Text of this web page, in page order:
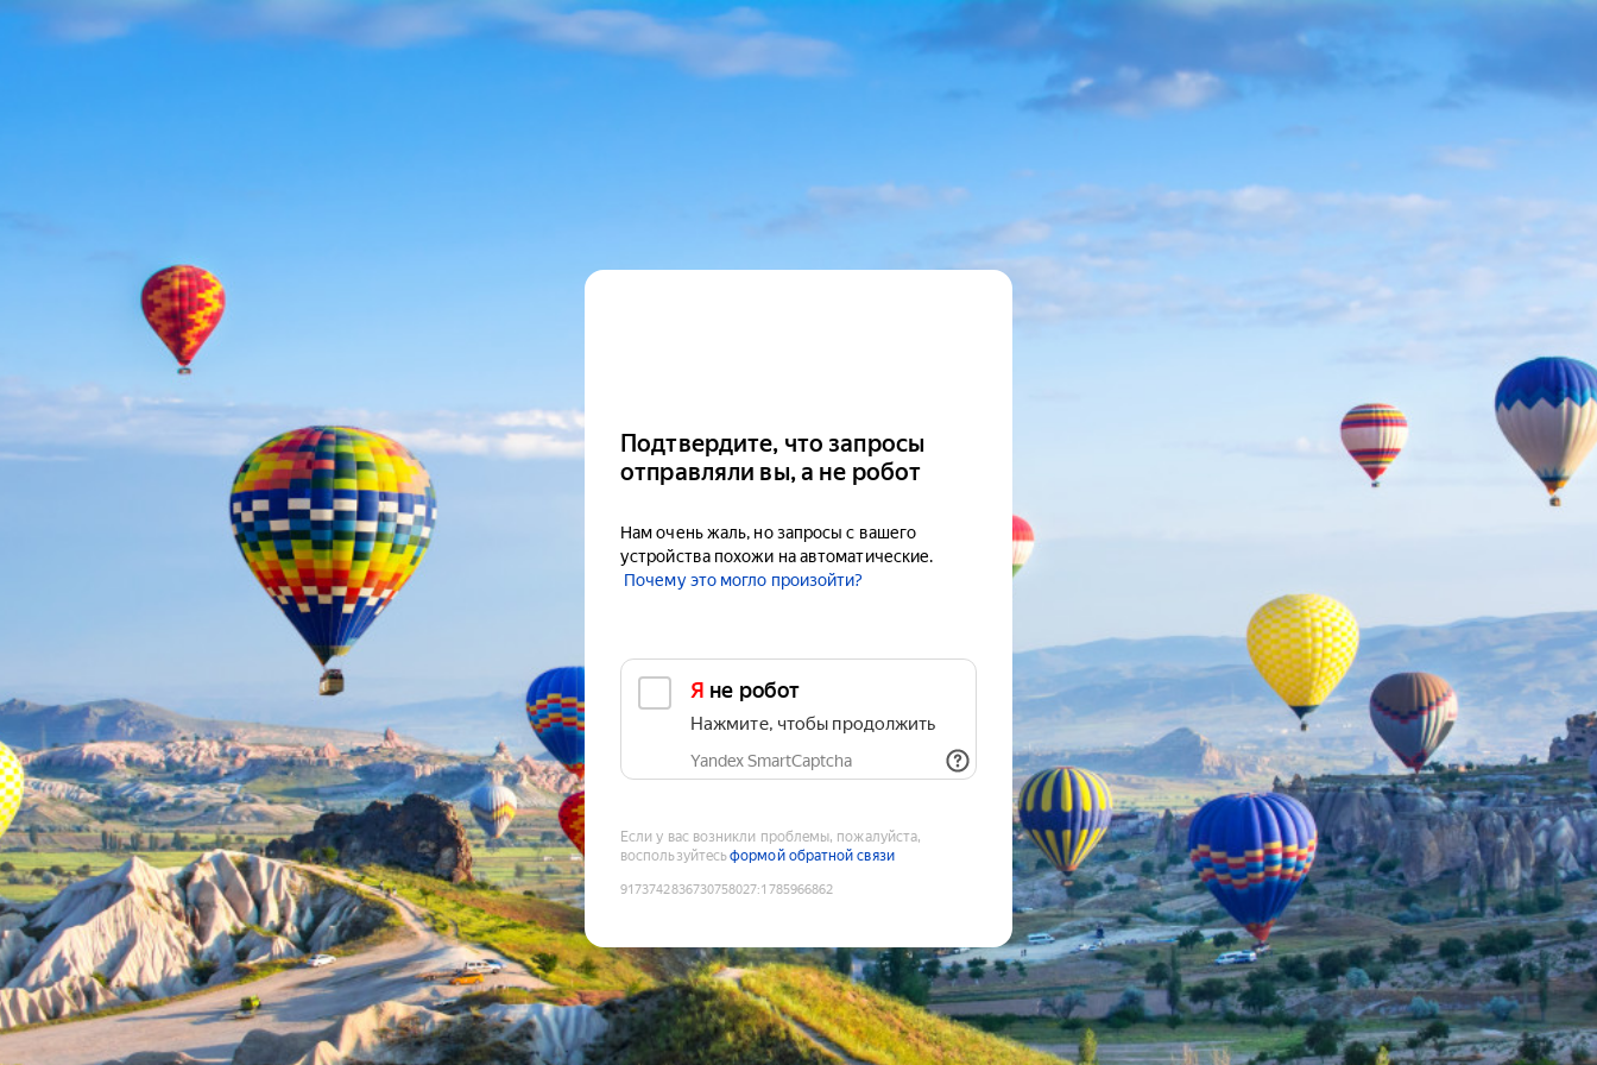
Подтвердите, что запросы
отправляли вы, а не робот
Нам очень жаль, но запросы с вашего
устройства похожи на автоматические.
Почему это могло произойти?
Я не робот
Нажмите, чтобы продолжить
Yandex SmartCaptcha
Если у вас возникли проблемы, пожалуйста,
воспользуйтесьформой обратной связи
9173742836730758027:1785966862